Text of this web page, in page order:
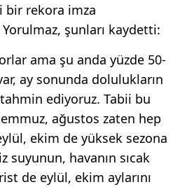
bir rekora imza
şunları kaydetti:
ama şu anda yüzde 50-
ay sonunda dolulukların
ediyoruz. Tabii bu
ağustos zaten hep
ekim de yüksek sezona
suyunun, havanın sıcak
de eylül, ekim aylarını